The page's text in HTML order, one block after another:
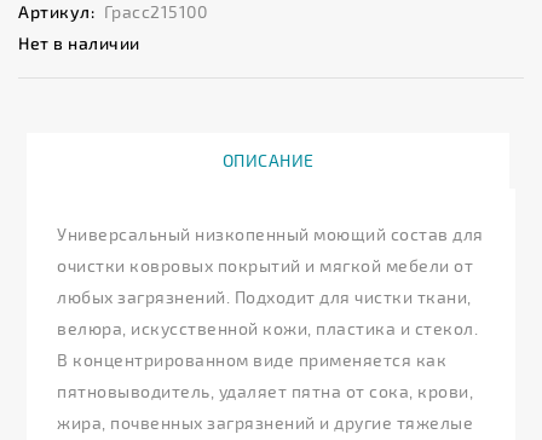
Артикул: Грасс215100
Нет в наличии
ОПИСАНИЕ
Универсальный низкопенный моющий состав для
очистки ковровых покрытий и мягкой мебели от
любых загрязнений. Подходит для чистки ткани,
велюра, искусственной кожи, пластика и стекол.
В концентрированном виде применяется как
пятновыводитель, удаляет пятна от сока, крови,
жира, почвенных загрязнений и другие тяжелые